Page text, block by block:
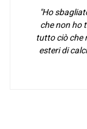
"Ho
che non ho
tutto ciò che
esteri di